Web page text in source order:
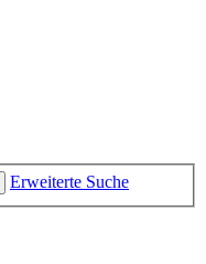
Erweiterte Suche